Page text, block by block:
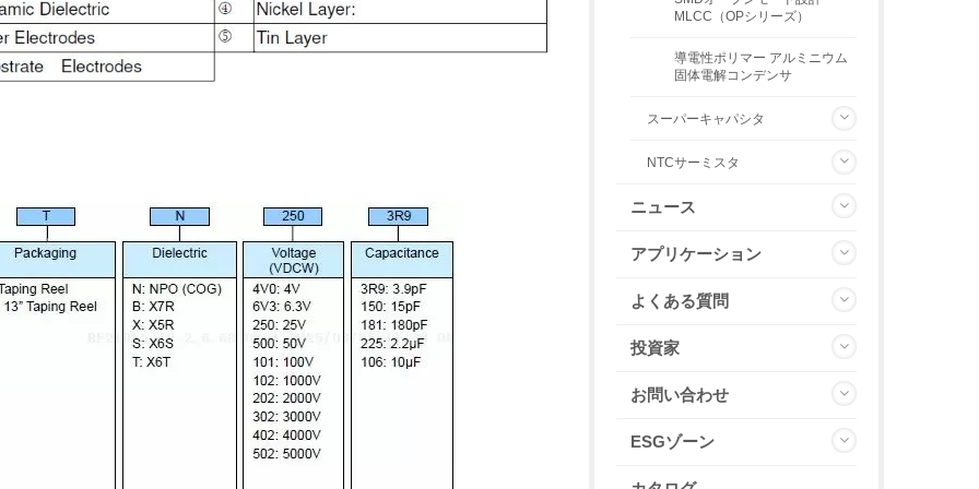
MLCC（OPシリーズ）
導電性ポリマー アルミニウム
固体電解コンデンサ
スーパーキャパシタ
NTCサーミスタ
ニュース
アプリケーション
よくある質問
投資家
お問い合わせ
ESGゾーン